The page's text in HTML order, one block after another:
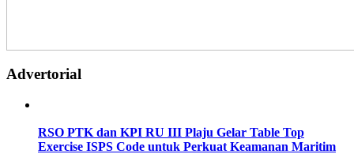
Advertorial
RSO PTK dan KPI RU III Plaju Gelar Table Top
Exercise ISPS Code untuk Perkuat Keamanan Maritim